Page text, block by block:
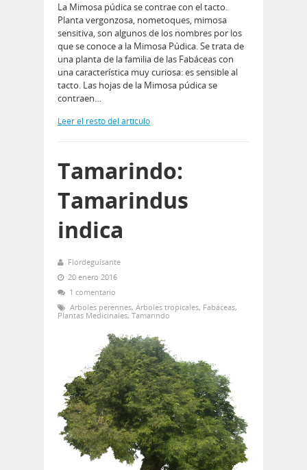
La Mimosa púdica se contrae con el tacto.
Planta vergonzosa, nometoques, mimosa
sensitiva, son algunos de los nombres por los
que se conoce a la Mimosa Púdica. Se trata de
una planta de la familia de las Fabáceas con
una característica muy curiosa: es sensible al
tacto. Las hojas de la Mimosa púdica se
contraen…
Leer el resto del artículo
Tamarindo:
Tamarindus
indica
Flordeguisante
20 enero 2016
1 comentario
Arboles perennes, Árboles tropicales, Fabáceas,
Plantas Medicinales, Tamarindo